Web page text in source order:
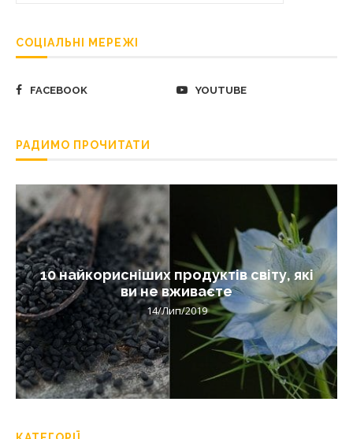
СОЦІАЛЬНІ МЕРЕЖІ
FACEBOOK YOUTUBE
РАДИМО ПРОЧИТАТИ
10 найкорисніших продуктів світу, які
ви не вживаєте
14/Лип/2019